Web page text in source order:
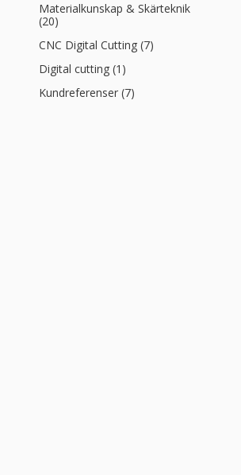
Materialkunskap & Skärteknik
(20)
CNC Digital Cutting (7)
Digital cutting (1)
Kundreferenser (7)